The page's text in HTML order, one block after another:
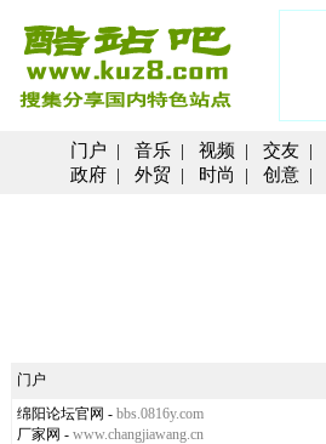
门户 | 音乐 | 视频 | 交友 |
政府 | 外贸 | 时尚 | 创意 |
门户
绵阳论坛官网 - bbs.0816y.com
厂家网 - www.changjiawang.cn